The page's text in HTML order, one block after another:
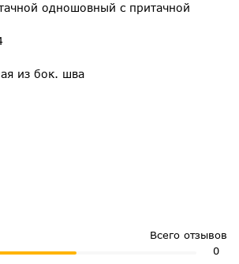
одношовный с притачной
из бок. шва
Всего отзывов
0